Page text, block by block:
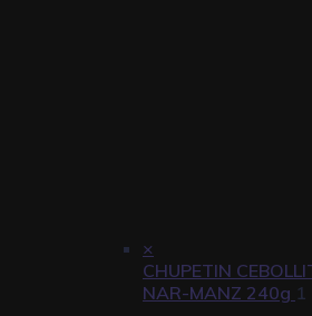
×
CHUPETIN
NAR-MANZ 240g 1